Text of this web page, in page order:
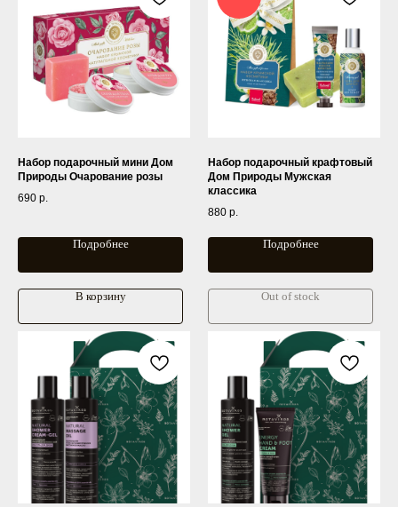
Набор подарочный мини Дом
Природы Очарование розы
690 р.
Подробнее
В корзину
Набор подарочный крафтовый
Дом Природы Мужская
классика
880 р.
Подробнее
Out of stock